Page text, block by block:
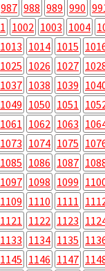
987 988 989 990
1002 1003 1004
1013 1014 1015
1025 1026 1027
1037 1038 1039
1049 1050 1051
1061 1062 1063
1073 1074 1075
1085 1086 1087
1097 1098 1099
1109 1110 1111
1121 1122 1123
1133 1134 1135
1145 1146 1147